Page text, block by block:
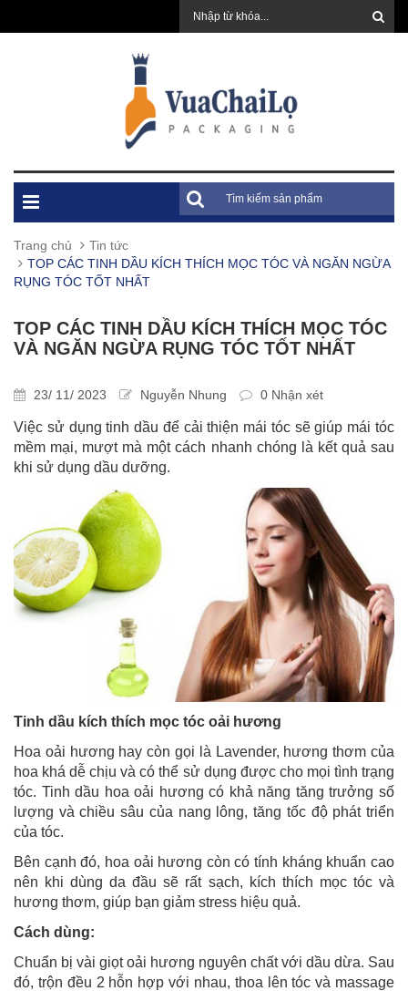
Trang chủ
Tin tức
TOP CÁC TINH DẦU KÍCH THÍCH MỌC TÓC VÀ NGĂN NGỪA
RỤNG TÓC TỐT NHẤT
TOP CÁC TINH DẦU KÍCH THÍCH MỌC TÓC
VÀ NGĂN NGỪA RỤNG TÓC TỐT NHẤT
23/ 11/ 2023 Nguyễn Nhung 0 Nhận xét
Việc sử dụng tinh dầu để cải thiện mái tóc sẽ giúp mái tóc
mềm mại, mượt mà một cách nhanh chóng là kết quả sau
khi sử dụng dầu dưỡng.
Tinh dầu kích thích mọc tóc oải hương
Hoa oải hương hay còn gọi là Lavender, hương thơm của
hoa khá dễ chịu và có thể sử dụng được cho mọi tình trạng
tóc. Tinh dầu hoa oải hương có khả năng tăng trưởng số
lượng và chiều sâu của nang lông, tăng tốc độ phát triển
của tóc.
Bên cạnh đó, hoa oải hương còn có tính kháng khuẩn cao
nên khi dùng da đầu sẽ rất sạch, kích thích mọc tóc và
hương thơm, giúp bạn giảm stress hiệu quả.
Cách dùng:
Chuẩn bị vài giọt oải hương nguyên chất với dầu dừa. Sau
đó, trộn đều 2 hỗn hợp với nhau, thoa lên tóc và massage